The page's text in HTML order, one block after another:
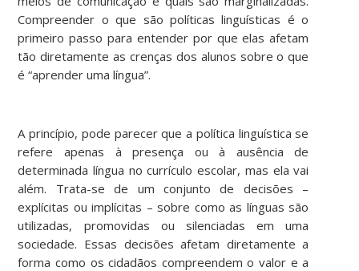
Compreender o que são políticas linguísticas é o
primeiro passo para entender por que elas afetam
tão diretamente as crenças dos alunos sobre o que
é “aprender uma língua”.
A princípio, pode parecer que a política linguística se
refere apenas à presença ou à ausência de
determinada língua no currículo escolar, mas ela vai
além. Trata-se de um conjunto de decisões –
explícitas ou implícitas – sobre como as línguas são
utilizadas, promovidas ou silenciadas em uma
sociedade. Essas decisões afetam diretamente a
forma como os cidadãos compreendem o valor e a